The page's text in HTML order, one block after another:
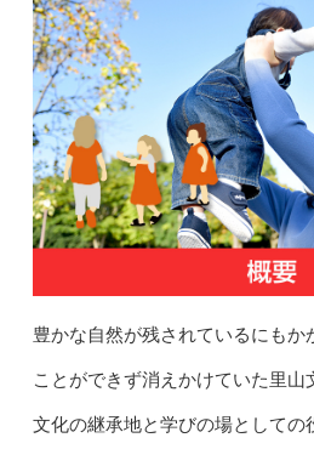
豊かな自然が残されているにもか
ことができず消えかけていた里山
文化の継承地と学びの場としての